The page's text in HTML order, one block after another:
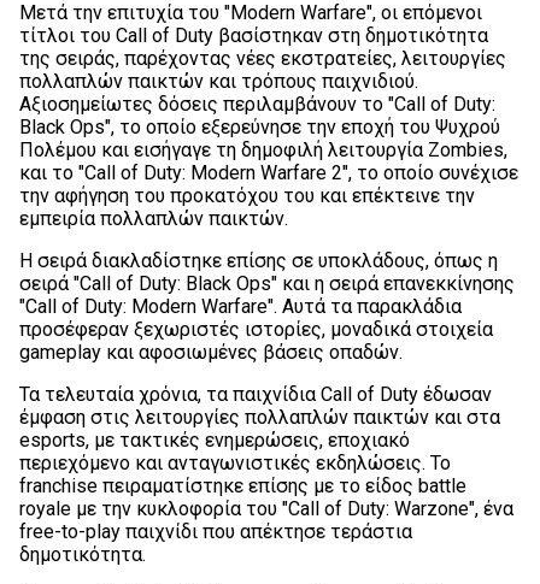
Μετά την επιτυχία του "Modern Warfare", οι επόμενοι
τίτλοι του Call of Duty βασίστηκαν στη δημοτικότητα
της σειράς, παρέχοντας νέες εκστρατείες, λειτουργίες
πολλαπλών παικτών και τρόπους παιχνιδιού.
Αξιοσημείωτες δόσεις περιλαμβάνουν το "Call of Duty:
Black Ops", το οποίο εξερεύνησε την εποχή του Ψυχρού
Πολέμου και εισήγαγε τη δημοφιλή λειτουργία Zombies,
και το "Call of Duty: Modern Warfare 2", το οποίο συνέχισε
την αφήγηση του προκατόχου του και επέκτεινε την
εμπειρία πολλαπλών παικτών.
Η σειρά διακλαδίστηκε επίσης σε υποκλάδους, όπως η
σειρά "Call of Duty: Black Ops" και η σειρά επανεκκίνησης
"Call of Duty: Modern Warfare". Αυτά τα παρακλάδια
προσέφεραν ξεχωριστές ιστορίες, μοναδικά στοιχεία
gameplay και αφοσιωμένες βάσεις οπαδών.
Τα τελευταία χρόνια, τα παιχνίδια Call of Duty έδωσαν
έμφαση στις λειτουργίες πολλαπλών παικτών και στα
esports, με τακτικές ενημερώσεις, εποχιακό
περιεχόμενο και ανταγωνιστικές εκδηλώσεις. Το
franchise πειραματίστηκε επίσης με το είδος battle
royale με την κυκλοφορία του "Call of Duty: Warzone", ένα
free-to-play παιχνίδι που απέκτησε τεράστια
δημοτικότητα.